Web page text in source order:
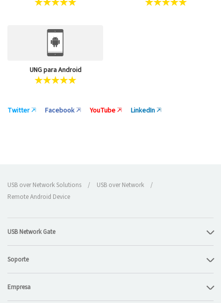
UNG para Android
Twitter Facebook YouTube LinkedIn
USB over Network Solutions / USB over Network
/
Remote Android Device
USB Network Gate
Soporte
Empresa